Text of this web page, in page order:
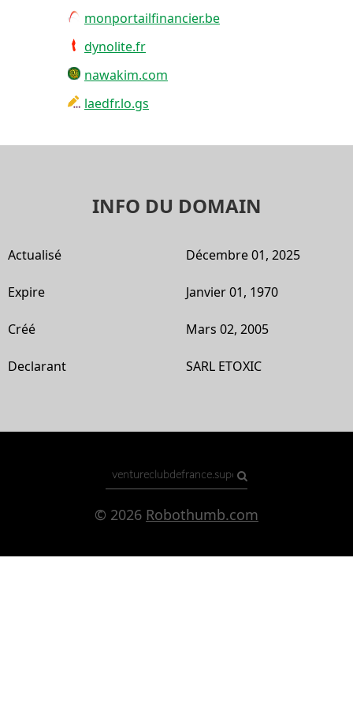
monportailfinancier.be
dynolite.fr
nawakim.com
laedfr.lo.gs
INFO DU DOMAIN
Actualisé Décembre 01, 2025
Expire Janvier 01, 1970
Créé Mars 02, 2005
Declarant SARL ETOXIC
© 2026 Robothumb.com